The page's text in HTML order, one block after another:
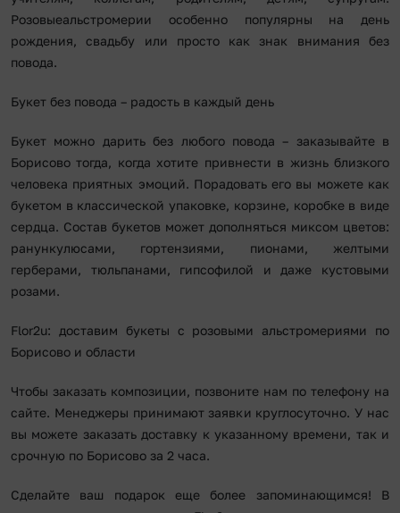
Розовыеальстромерии особенно популярны на день
рождения, свадьбу или просто как знак внимания без
повода.
Букет без повода – радость в каждый день
Букет можно дарить без любого повода – заказывайте в
Борисово тогда, когда хотите привнести в жизнь близкого
человека приятных эмоций. Порадовать его вы можете как
букетом в классической упаковке, корзине, коробке в виде
сердца. Состав букетов может дополняться миксом цветов:
ранункулюсами, гортензиями, пионами, желтыми
герберами, тюльпанами, гипсофилой и даже кустовыми
розами.
Flor2u: доставим букеты с розовыми альстромериями по
Борисово и области
Чтобы заказать композиции, позвоните нам по телефону на
сайте. Менеджеры принимают заявки круглосуточно. У нас
вы можете заказать доставку к указанному времени, так и
срочную по Борисово за 2 часа.
Сделайте ваш подарок еще более запоминающимся! В